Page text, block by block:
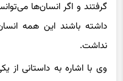
داشته باشند این همه
نداشت.
وی با اشاره به داستانی از
یاسر(از یاران صالح